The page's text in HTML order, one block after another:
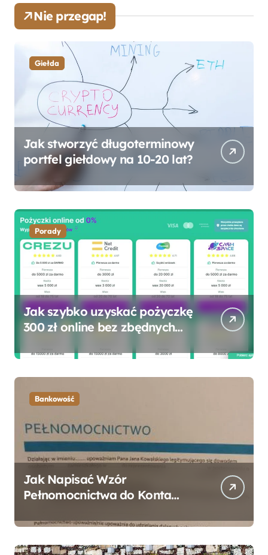
Nie przegap!
Giełda
Jak stworzyć długoterminowy
portfel giełdowy na 10-20 lat?
Porady
Jak szybko uzyskać pożyczkę
300 zł online bez zbędnych
Bankowość
Jak Napisać Wzór
Pełnomocnictwa do Konta
Przewodnik